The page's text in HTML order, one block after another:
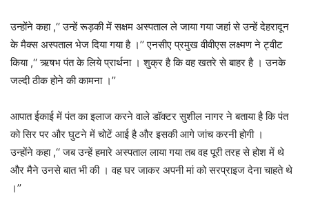
उन्होंने कहा ,‘‘ उन्हें रूड़की में सक्षम अस्पताल ले जाया गया जहां से उन्हें देहरादून
के मैक्स अस्पताल भेज दिया गया है ।’’ एनसीए प्रमुख वीवीएस लक्ष्मण ने ट्वीट
किया ,‘‘ ऋषभ पंत के लिये प्रार्थना । शुक्र है कि वह खतरे से बाहर है । उनके
जल्दी ठीक होने की कामना ।’’
आपात ईकाई में पंत का इलाज करने वाले डॉक्टर सुशील नागर ने बताया है कि पंत
को सिर पर और घुटने में चोटें आई है और इसकी आगे जांच करनी होगी ।
उन्होंने कहा ,‘‘ जब उन्हें हमारे अस्पताल लाया गया तब वह पूरी तरह से होश में थे
और मैने उनसे बात भी की । वह घर जाकर अपनी मां को सरप्राइज देना चाहते थे
।’’